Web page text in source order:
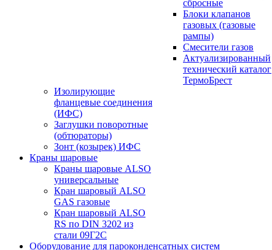
сбросные
Блоки клапанов
газовых (газовые
рампы)
Смесители газов
Актуализированный
технический каталог
ТермоБрест
Изолирующие
фланцевые соединения
(ИФС)
Заглушки поворотные
(обтюраторы)
Зонт (козырек) ИФС
Краны шаровые
Краны шаровые ALSO
универсальные
Кран шаровый ALSO
GAS газовые
Кран шаровый ALSO
RS по DIN 3202 из
стали 09Г2С
Оборудование для пароконденсатных систем